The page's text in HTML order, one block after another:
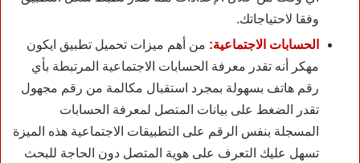
وفقا لاحتياجاتك.
الحسابات الاجتماعية: من أهم ميزات تحميل تطبيق ايكون
مهكر أنه تقدر معرفة الحسابات الاجتماعية المرتبطة بأي
رقم هاتف بسهولة بمجرد استقبال مكالمة من رقم مجهول
تقدر الضغط على بيانات المتصل لمعرفة الحسابات
المسجلة بنفس الرقم على التطبيقات الاجتماعية هذه الميزة
تسهل عليك التعرف على هوية المتصل دون الحاجة للبحث